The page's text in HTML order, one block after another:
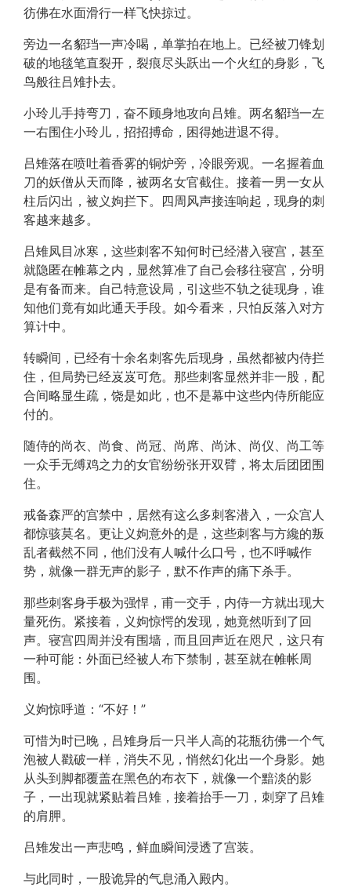
彷佛在水面滑行一样飞快掠过。
旁边一名貂珰一声冷喝，单掌拍在地上。已经被刀锋划
破的地毯笔直裂开，裂痕尽头跃出一个火红的身影，飞
鸟般往吕雉扑去。
小玲儿手持弯刀，奋不顾身地攻向吕雉。两名貂珰一左
一右围住小玲儿，招招搏命，困得她进退不得。
吕雉落在喷吐着香雾的铜炉旁，冷眼旁观。一名握着血
刀的妖僧从天而降，被两名女官截住。接着一男一女从
柱后闪出，被义姁拦下。四周风声接连响起，现身的刺
客越来越多。
吕雉凤目冰寒，这些刺客不知何时已经潜入寝宫，甚至
就隐匿在帷幕之内，显然算准了自己会移往寝宫，分明
是有备而来。自己特意设局，引这些不轨之徒现身，谁
知他们竟有如此通天手段。如今看来，只怕反落入对方
算计中。
转瞬间，已经有十余名刺客先后现身，虽然都被内侍拦
住，但局势已经岌岌可危。那些刺客显然并非一股，配
合间略显生疏，饶是如此，也不是幕中这些内侍所能应
付的。
随侍的尚衣、尚食、尚冠、尚席、尚沐、尚仪、尚工等
一众手无缚鸡之力的女官纷纷张开双臂，将太后团团围
住。
戒备森严的宫禁中，居然有这么多刺客潜入，一众宫人
都惊骇莫名。更让义姁意外的是，这些刺客与方纔的叛
乱者截然不同，他们没有人喊什么口号，也不呼喊作
势，就像一群无声的影子，默不作声的痛下杀手。
那些刺客身手极为强悍，甫一交手，内侍一方就出现大
量死伤。紧接着，义姁惊愕的发现，她竟然听到了回
声。寝宫四周并没有围墙，而且回声近在咫尺，这只有
一种可能：外面已经被人布下禁制，甚至就在帷帐周
围。
义姁惊呼道：“不好！”
可惜为时已晚，吕雉身后一只半人高的花瓶彷佛一个气
泡被人戳破一样，消失不见，悄然幻化出一个身影。她
从头到脚都覆盖在黑色的布衣下，就像一个黯淡的影
子，一出现就紧贴着吕雉，接着抬手一刀，刺穿了吕雉
的肩胛。
吕雉发出一声悲鸣，鲜血瞬间浸透了宫装。
与此同时，一股诡异的气息涌入殿内。